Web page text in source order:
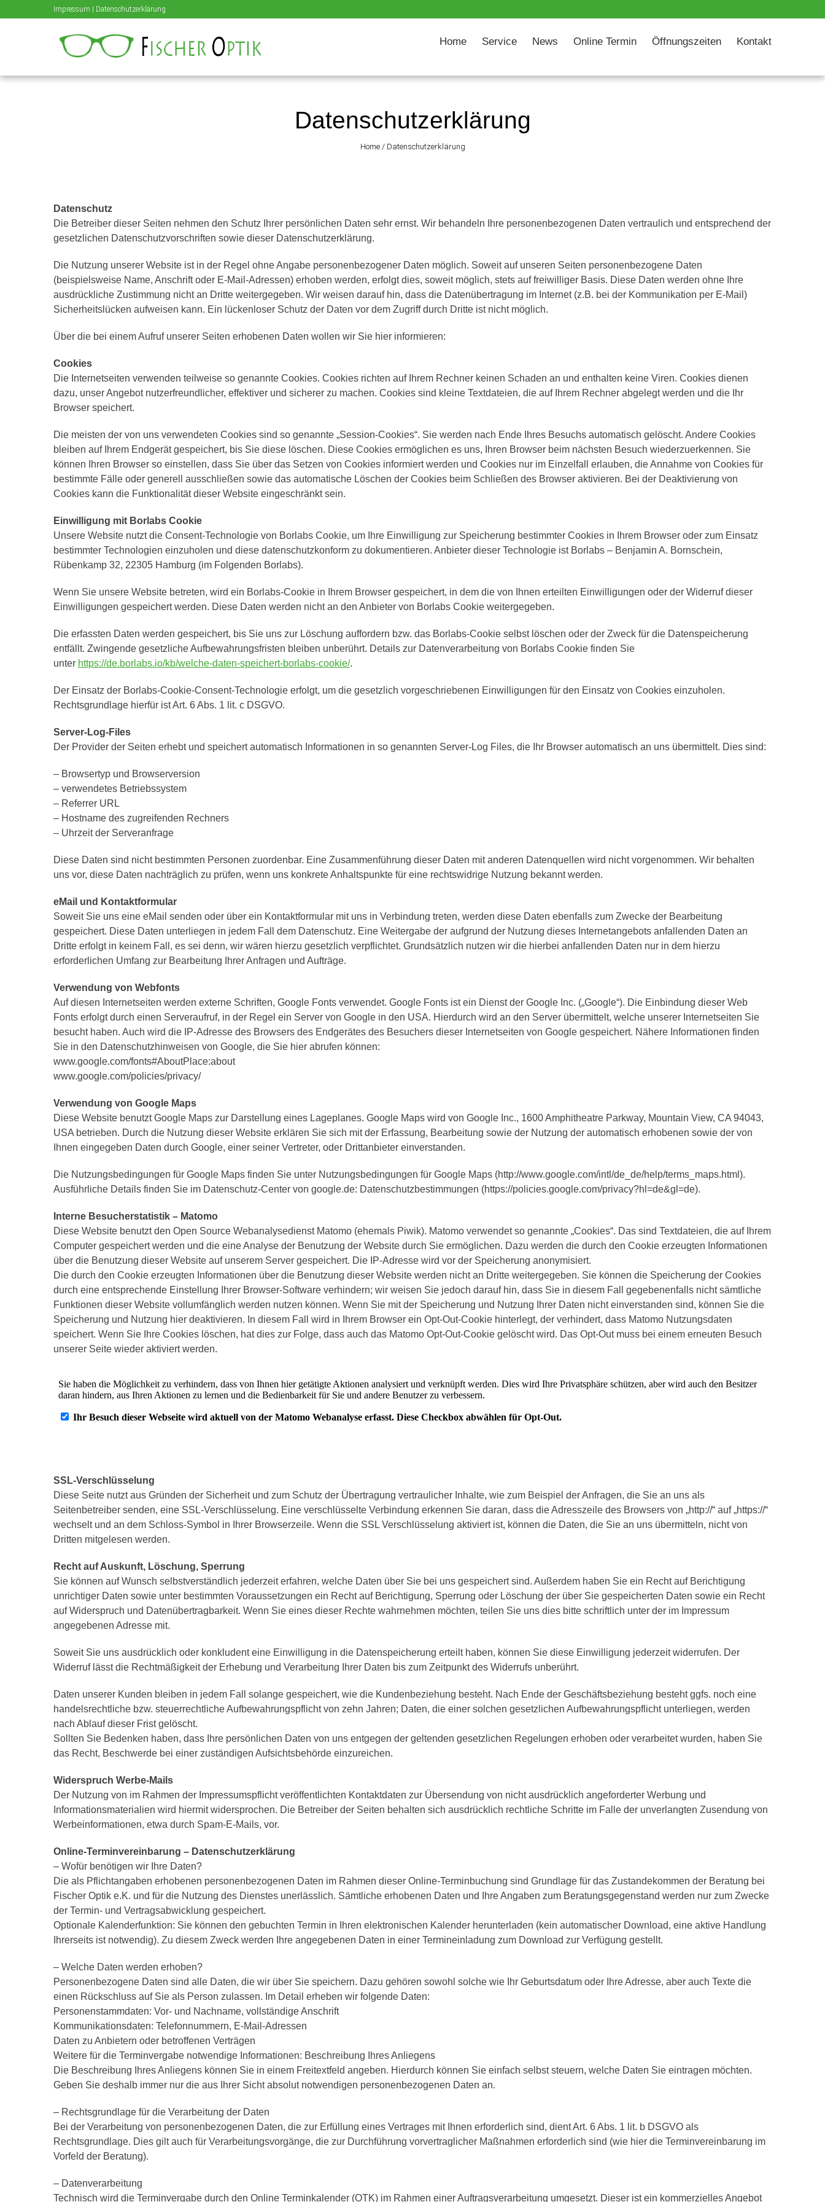
Impressum Datenschutzerklärung
Home Service News Online Termin Öffnungszeiten Kontakt
Datenschutzerklärung
Home/ Datenschutzerklärung
Datenschutz
Die Betreiber dieser Seiten nehmen den Schutz Ihrer persönlichen Daten sehr ernst. Wir behandeln Ihre personenbezogenen Daten vertraulich und entsprechend der
gesetzlichen Datenschutzvorschriften sowie dieser Datenschutzerklärung.
Die Nutzung unserer Website ist in der Regel ohne Angabe personenbezogener Daten möglich. Soweit auf unseren Seiten personenbezogene Daten
(beispielsweise Name, Anschrift oder E-Mail-Adressen) erhoben werden, erfolgt dies, soweit möglich, stets auf freiwilliger Basis. Diese Daten werden ohne Ihre
ausdrückliche Zustimmung nicht an Dritte weitergegeben. Wir weisen darauf hin, dass die Datenübertragung im Internet (z.B. bei der Kommunikation per E-Mail)
Sicherheitslücken aufweisen kann. Ein lückenloser Schutz der Daten vor dem Zugriff durch Dritte ist nicht möglich.
Über die bei einem Aufruf unserer Seiten erhobenen Daten wollen wir Sie hier informieren:
Cookies
Die Internetseiten verwenden teilweise so genannte Cookies. Cookies richten auf Ihrem Rechner keinen Schaden an und enthalten keine Viren. Cookies dienen
dazu, unser Angebot nutzerfreundlicher, effektiver und sicherer zu machen. Cookies sind kleine Textdateien, die auf Ihrem Rechner abgelegt werden und die Ihr
Browser speichert.
Die meisten der von uns verwendeten Cookies sind so genannte „Session-Cookies“. Sie werden nach Ende Ihres Besuchs automatisch gelöscht. Andere Cookies
bleiben auf Ihrem Endgerät gespeichert, bis Sie diese löschen. Diese Cookies ermöglichen es uns, Ihren Browser beim nächsten Besuch wiederzuerkennen. Sie
können Ihren Browser so einstellen, dass Sie über das Setzen von Cookies informiert werden und Cookies nur im Einzelfall erlauben, die Annahme von Cookies für
bestimmte Fälle oder generell ausschließen sowie das automatische Löschen der Cookies beim Schließen des Browser aktivieren. Bei der Deaktivierung von
Cookies kann die Funktionalität dieser Website eingeschränkt sein.
Einwilligung mit Borlabs Cookie
Unsere Website nutzt die Consent-Technologie von Borlabs Cookie, um Ihre Einwilligung zur Speicherung bestimmter Cookies in Ihrem Browser oder zum Einsatz
bestimmter Technologien einzuholen und diese datenschutzkonform zu dokumentieren. Anbieter dieser Technologie ist Borlabs – Benjamin A. Bornschein,
Rübenkamp 32, 22305 Hamburg (im Folgenden Borlabs).
Wenn Sie unsere Website betreten, wird ein Borlabs-Cookie in Ihrem Browser gespeichert, in dem die von Ihnen erteilten Einwilligungen oder der Widerruf dieser
Einwilligungen gespeichert werden. Diese Daten werden nicht an den Anbieter von Borlabs Cookie weitergegeben.
Die erfassten Daten werden gespeichert, bis Sie uns zur Löschung auffordern bzw. das Borlabs-Cookie selbst löschen oder der Zweck für die Datenspeicherung
entfällt. Zwingende gesetzliche Aufbewahrungsfristen bleiben unberührt. Details zur Datenverarbeitung von Borlabs Cookie finden Sie
unter https://de.borlabs.io/kb/welche-daten-speichert-borlabs-cookie/.
Der Einsatz der Borlabs-Cookie-Consent-Technologie erfolgt, um die gesetzlich vorgeschriebenen Einwilligungen für den Einsatz von Cookies einzuholen.
Rechtsgrundlage hierfür ist Art. 6 Abs. 1 lit. c DSGVO.
Server-Log-Files
Der Provider der Seiten erhebt und speichert automatisch Informationen in so genannten Server-Log Files, die Ihr Browser automatisch an uns übermittelt. Dies sind:
– Browsertyp und Browserversion
– verwendetes Betriebssystem
– Referrer URL
– Hostname des zugreifenden Rechners
– Uhrzeit der Serveranfrage
Diese Daten sind nicht bestimmten Personen zuordenbar. Eine Zusammenführung dieser Daten mit anderen Datenquellen wird nicht vorgenommen. Wir behalten
uns vor, diese Daten nachträglich zu prüfen, wenn uns konkrete Anhaltspunkte für eine rechtswidrige Nutzung bekannt werden.
eMail und Kontaktformular
Soweit Sie uns eine eMail senden oder über ein Kontaktformular mit uns in Verbindung treten, werden diese Daten ebenfalls zum Zwecke der Bearbeitung
gespeichert. Diese Daten unterliegen in jedem Fall dem Datenschutz. Eine Weitergabe der aufgrund der Nutzung dieses Internetangebots anfallenden Daten an
Dritte erfolgt in keinem Fall, es sei denn, wir wären hierzu gesetzlich verpflichtet. Grundsätzlich nutzen wir die hierbei anfallenden Daten nur in dem hierzu
erforderlichen Umfang zur Bearbeitung Ihrer Anfragen und Aufträge.
Verwendung von Webfonts
Auf diesen Internetseiten werden externe Schriften, Google Fonts verwendet. Google Fonts ist ein Dienst der Google Inc. („Google“). Die Einbindung dieser Web
Fonts erfolgt durch einen Serveraufruf, in der Regel ein Server von Google in den USA. Hierdurch wird an den Server übermittelt, welche unserer Internetseiten Sie
besucht haben. Auch wird die IP-Adresse des Browsers des Endgerätes des Besuchers dieser Internetseiten von Google gespeichert. Nähere Informationen finden
Sie in den Datenschutzhinweisen von Google, die Sie hier abrufen können:
www.google.com/fonts#AboutPlace:about
www.google.com/policies/privacy/
Verwendung von Google Maps
Diese Website benutzt Google Maps zur Darstellung eines Lageplanes. Google Maps wird von Google Inc., 1600 Amphitheatre Parkway, Mountain View, CA 94043,
USA betrieben. Durch die Nutzung dieser Website erklären Sie sich mit der Erfassung, Bearbeitung sowie der Nutzung der automatisch erhobenen sowie der von
Ihnen eingegeben Daten durch Google, einer seiner Vertreter, oder Drittanbieter einverstanden.
Die Nutzungsbedingungen für Google Maps finden Sie unter Nutzungsbedingungen für Google Maps (http://www.google.com/intl/de_de/help/terms_maps.html).
Ausführliche Details finden Sie im Datenschutz-Center von google.de: Datenschutzbestimmungen (https://policies.google.com/privacy?hl=de&gl=de).
Interne Besucherstatistik – Matomo
Diese Website benutzt den Open Source Webanalysedienst Matomo (ehemals Piwik). Matomo verwendet so genannte „Cookies“. Das sind Textdateien, die auf Ihrem
Computer gespeichert werden und die eine Analyse der Benutzung der Website durch Sie ermöglichen. Dazu werden die durch den Cookie erzeugten Informationen
über die Benutzung dieser Website auf unserem Server gespeichert. Die IP-Adresse wird vor der Speicherung anonymisiert.
Die durch den Cookie erzeugten Informationen über die Benutzung dieser Website werden nicht an Dritte weitergegeben. Sie können die Speicherung der Cookies
durch eine entsprechende Einstellung Ihrer Browser-Software verhindern; wir weisen Sie jedoch darauf hin, dass Sie in diesem Fall gegebenenfalls nicht sämtliche
Funktionen dieser Website vollumfänglich werden nutzen können. Wenn Sie mit der Speicherung und Nutzung Ihrer Daten nicht einverstanden sind, können Sie die
Speicherung und Nutzung hier deaktivieren. In diesem Fall wird in Ihrem Browser ein Opt-Out-Cookie hinterlegt, der verhindert, dass Matomo Nutzungsdaten
speichert. Wenn Sie Ihre Cookies löschen, hat dies zur Folge, dass auch das Matomo Opt-Out-Cookie gelöscht wird. Das Opt-Out muss bei einem erneuten Besuch
unserer Seite wieder aktiviert werden.
SSL-Verschlüsselung
Diese Seite nutzt aus Gründen der Sicherheit und zum Schutz der Übertragung vertraulicher Inhalte, wie zum Beispiel der Anfragen, die Sie an uns als
Seitenbetreiber senden, eine SSL-Verschlüsselung. Eine verschlüsselte Verbindung erkennen Sie daran, dass die Adresszeile des Browsers von „http://“ auf „https://“
wechselt und an dem Schloss-Symbol in Ihrer Browserzeile. Wenn die SSL Verschlüsselung aktiviert ist, können die Daten, die Sie an uns übermitteln, nicht von
Dritten mitgelesen werden.
Recht auf Auskunft, Löschung, Sperrung
Sie können auf Wunsch selbstverständlich jederzeit erfahren, welche Daten über Sie bei uns gespeichert sind. Außerdem haben Sie ein Recht auf Berichtigung
unrichtiger Daten sowie unter bestimmten Voraussetzungen ein Recht auf Berichtigung, Sperrung oder Löschung der über Sie gespeicherten Daten sowie ein Recht
auf Widerspruch und Datenübertragbarkeit. Wenn Sie eines dieser Rechte wahrnehmen möchten, teilen Sie uns dies bitte schriftlich unter der im Impressum
angegebenen Adresse mit.
Soweit Sie uns ausdrücklich oder konkludent eine Einwilligung in die Datenspeicherung erteilt haben, können Sie diese Einwilligung jederzeit widerrufen. Der
Widerruf lässt die Rechtmäßigkeit der Erhebung und Verarbeitung Ihrer Daten bis zum Zeitpunkt des Widerrufs unberührt.
Daten unserer Kunden bleiben in jedem Fall solange gespeichert, wie die Kundenbeziehung besteht. Nach Ende der Geschäftsbeziehung besteht ggfs. noch eine
handelsrechtliche bzw. steuerrechtliche Aufbewahrungspflicht von zehn Jahren; Daten, die einer solchen gesetzlichen Aufbewahrungspflicht unterliegen, werden
nach Ablauf dieser Frist gelöscht.
Sollten Sie Bedenken haben, dass Ihre persönlichen Daten von uns entgegen der geltenden gesetzlichen Regelungen erhoben oder verarbeitet wurden, haben Sie
das Recht, Beschwerde bei einer zuständigen Aufsichtsbehörde einzureichen.
Widerspruch Werbe-Mails
Der Nutzung von im Rahmen der Impressumspflicht veröffentlichten Kontaktdaten zur Übersendung von nicht ausdrücklich angeforderter Werbung und
Informationsmaterialien wird hiermit widersprochen. Die Betreiber der Seiten behalten sich ausdrücklich rechtliche Schritte im Falle der unverlangten Zusendung von
Werbeinformationen, etwa durch Spam-E-Mails, vor.
Online-Terminvereinbarung – Datenschutzerklärung
– Wofür benötigen wir Ihre Daten?
Die als Pflichtangaben erhobenen personenbezogenen Daten im Rahmen dieser Online-Terminbuchung sind Grundlage für das Zustandekommen der Beratung bei
Fischer Optik e.K. und für die Nutzung des Dienstes unerlässlich. Sämtliche erhobenen Daten und Ihre Angaben zum Beratungsgegenstand werden nur zum Zwecke
der Termin- und Vertragsabwicklung gespeichert.
Optionale Kalenderfunktion: Sie können den gebuchten Termin in Ihren elektronischen Kalender herunterladen (kein automatischer Download, eine aktive Handlung
Ihrerseits ist notwendig). Zu diesem Zweck werden Ihre angegebenen Daten in einer Termineinladung zum Download zur Verfügung gestellt.
– Welche Daten werden erhoben?
Personenbezogene Daten sind alle Daten, die wir über Sie speichern. Dazu gehören sowohl solche wie Ihr Geburtsdatum oder Ihre Adresse, aber auch Texte die
einen Rückschluss auf Sie als Person zulassen. Im Detail erheben wir folgende Daten:
Personenstammdaten: Vor- und Nachname, vollständige Anschrift
Kommunikationsdaten: Telefonnummern, E-Mail-Adressen
Daten zu Anbietern oder betroffenen Verträgen
Weitere für die Terminvergabe notwendige Informationen: Beschreibung Ihres Anliegens
Die Beschreibung Ihres Anliegens können Sie in einem Freitextfeld angeben. Hierdurch können Sie einfach selbst steuern, welche Daten Sie eintragen möchten.
Geben Sie deshalb immer nur die aus Ihrer Sicht absolut notwendigen personenbezogenen Daten an.
– Rechtsgrundlage für die Verarbeitung der Daten
Bei der Verarbeitung von personenbezogenen Daten, die zur Erfüllung eines Vertrages mit Ihnen erforderlich sind, dient Art. 6 Abs. 1 lit. b DSGVO als
Rechtsgrundlage. Dies gilt auch für Verarbeitungsvorgänge, die zur Durchführung vorvertraglicher Maßnahmen erforderlich sind (wie hier die Terminvereinbarung im
Vorfeld der Beratung).
– Datenverarbeitung
Technisch wird die Terminvergabe durch den Online Terminkalender (OTK) im Rahmen einer Auftragsverarbeitung umgesetzt. Dieser ist ein kommerzielles Angebot